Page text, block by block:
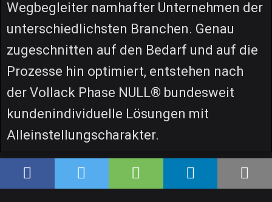
Wegbegleiter namhafter Unternehmen der
unterschiedlichsten Branchen. Genau
zugeschnitten auf den Bedarf und auf die
Prozesse hin optimiert, entstehen nach
der Vollack Phase NULL® bundesweit
kundenindividuelle Lösungen mit
Alleinstellungscharakter.